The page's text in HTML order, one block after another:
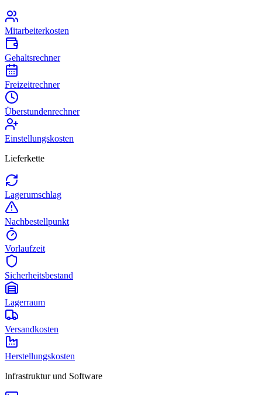
Mitarbeiterkosten
Gehaltsrechner
Freizeitrechner
Überstundenrechner
Einstellungskosten
Lieferkette
Lagerumschlag
Nachbestellpunkt
Vorlaufzeit
Sicherheitsbestand
Lagerraum
Versandkosten
Herstellungskosten
Infrastruktur und Software